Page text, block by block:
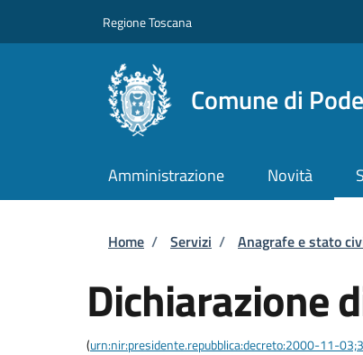
Regione Toscana
Comune di
Amministrazione Novità
Briciole di pane
Home / Servizi / Anagrafe e stato
Dichiarazione
(urn:nir:presidente.repubblica:decreto:2000-11-